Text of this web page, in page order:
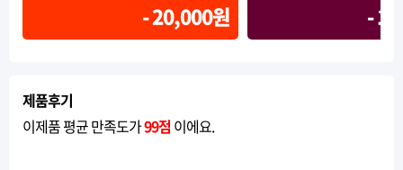
- 20,000원 -
제품후기
이제품 평균 만족도가99점 이에요.